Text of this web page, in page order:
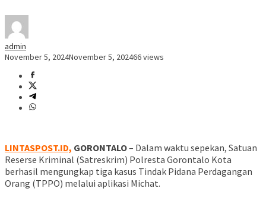
admin
November 5, 2024November 5, 202466 views
LINTASPOST.ID, GORONTALO– Dalam waktu sepekan, Satuan
Reserse Kriminal (Satreskrim) Polresta Gorontalo Kota
berhasil mengungkap tiga kasus Tindak Pidana Perdagangan
Orang (TPPO) melalui aplikasi Michat.